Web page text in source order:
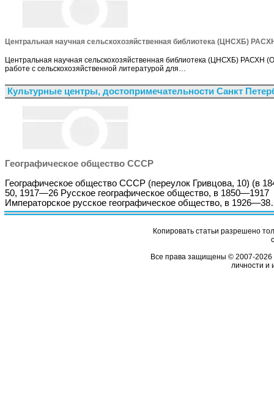
Центральная научная сельскохозяйственная библиотека (ЦНСХБ)
Центральная научная сельскохозяйственная библиотека (ЦНСХБ) РАСХН
работе с сельскохозяйственной литературой для…
Культурные центры, достопримечательности Санкт
Географическое общество СССР
Географическое общество СССР (переулок Гривцова, 10) (в
50, 1917—26 Русское географическое общество, в 1850—1917
Императорское русское географическое общество, в
Копировать статьи разрешено
Все права защищены © 2007-2026
личности и